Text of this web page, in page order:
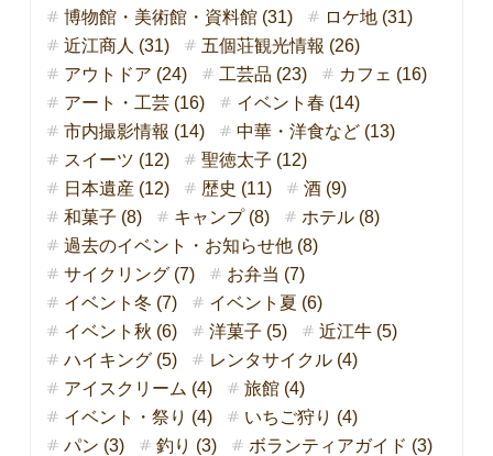
博物館・美術館・資料館 (31)
ロケ地 (31)
近江商人 (31)
五個荘観光情報 (26)
アウトドア (24)
工芸品 (23)
カフェ (16)
アート・工芸 (16)
イベント春 (14)
市内撮影情報 (14)
中華・洋食など (13)
スイーツ (12)
聖徳太子 (12)
日本遺産 (12)
歴史 (11)
酒 (9)
和菓子 (8)
キャンプ (8)
ホテル (8)
過去のイベント・お知らせ他 (8)
サイクリング (7)
お弁当 (7)
イベント冬 (7)
イベント夏 (6)
イベント秋 (6)
洋菓子 (5)
近江牛 (5)
ハイキング (5)
レンタサイクル (4)
アイスクリーム (4)
旅館 (4)
イベント・祭り (4)
いちご狩り (4)
パン (3)
釣り (3)
ボランティアガイド (3)